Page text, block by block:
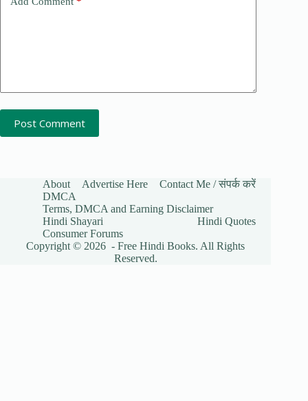
Post Comment
About Advertise Here
Contact Me / संपर्क करें
DMCA
Terms, DMCA and Earning Disclaimer
Hindi Shayari
Hindi Quotes
Consumer Forums
Copyright © 2026 - Free Hindi Books. All Rights
Reserved.